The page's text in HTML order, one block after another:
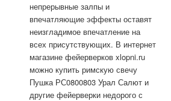
непрерывные залпы и
впечатляющие эффекты оставят
неизгладимое впечатление на
всех присутствующих. В интернет
магазине фейерверков xlopni.ru
можно купить римскую свечу
Пушка РС0800803 Урал Салют и
другие фейерверки недорого с